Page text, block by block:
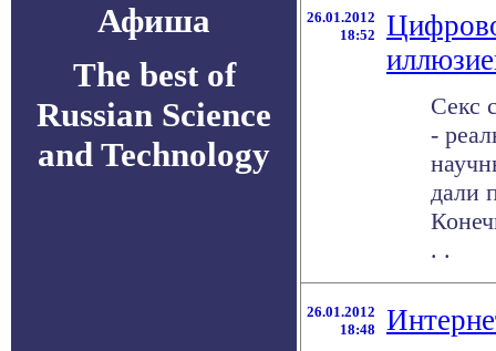
Афиша
The best of
Russian Science
and Technology
26.01.2012
18:52
Секс
-
дали
. .
26.01.2012
18:48